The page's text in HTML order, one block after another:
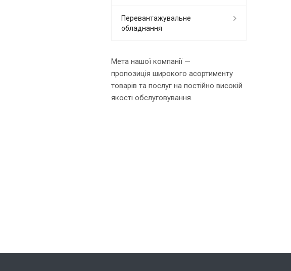
Перевантажувальне
обладнання
Мета нашої компанії —
пропозиція широкого асортименту
товарів та послуг на постійно високій
якості обслуговування.